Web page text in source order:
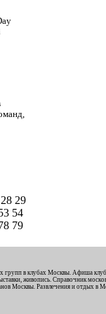
28 29
54
79
групп в клубах Москвы. Афиша
живопись. Справочник
Москвы. Развлечения и отдых в